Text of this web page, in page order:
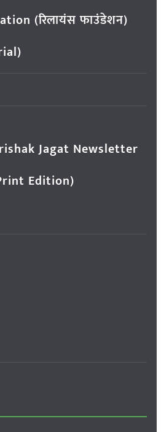
(रिलायंस फाउंडेशन)
Jagat Newsletter
Edition)